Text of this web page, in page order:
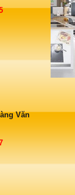
Văn